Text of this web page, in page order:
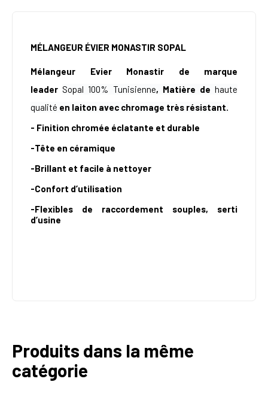
MÉLANGEUR ÉVIER MONASTIR SOPAL
Mélangeur Evier Monastir de marque
leader Sopal 100% Tunisienne, Matière dehaute
qualité en laiton avec chromage très résistant.
- Finition chromée éclatante et durable
-Tête en céramique
-Brillant et facile à nettoyer
-Confort d’utilisation
-Flexibles de raccordement souples, serti
d’usine
Produits dans la même
catégorie